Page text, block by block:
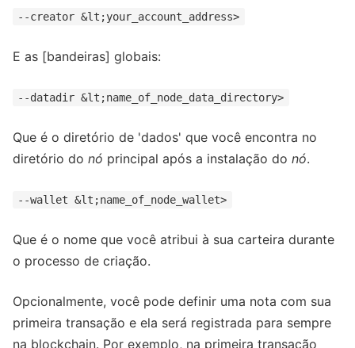
--creator &lt;your_account_address>
E as [bandeiras] globais:
--datadir &lt;name_of_node_data_directory>
Que é o diretório de 'dados' que você encontra no
diretório do nó principal após a instalação do nó.
--wallet &lt;name_of_node_wallet>
Que é o nome que você atribui à sua carteira durante
o processo de criação.
Opcionalmente, você pode definir uma nota com sua
primeira transação e ela será registrada para sempre
na blockchain. Por exemplo, na primeira transação